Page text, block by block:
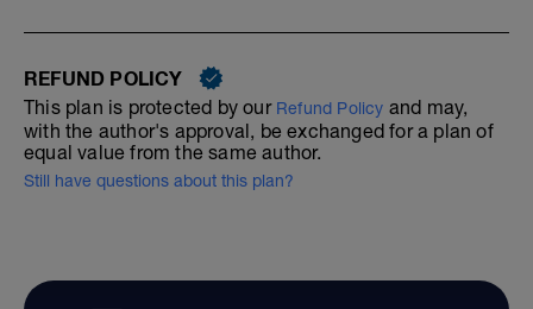
REFUND POLICY
This plan is protected by our Refund Policy and may,
with the author's approval, be exchanged for a plan of
equal value from the same author.
Still have questions about this plan?